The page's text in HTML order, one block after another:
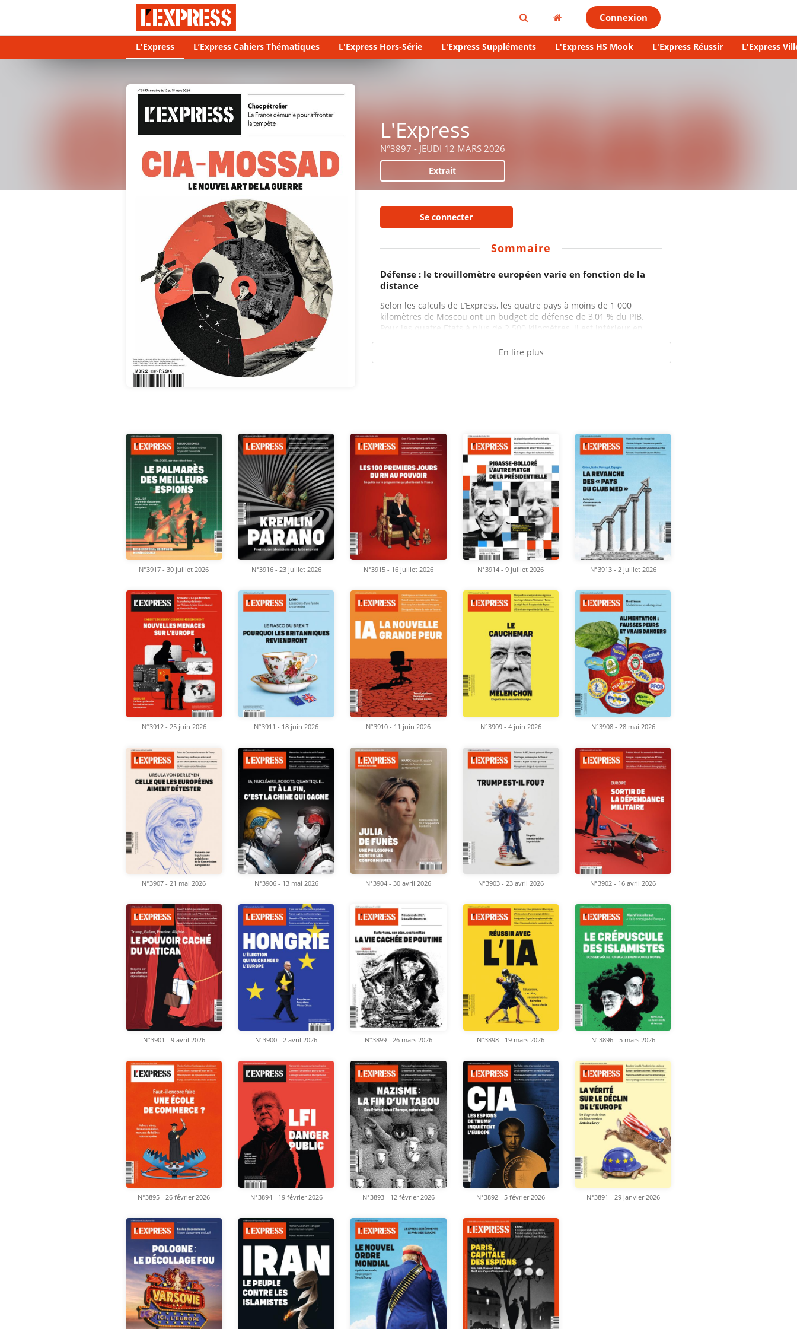
Connexion
L'Express L’Express Cahiers Thématiques L'Express Hors-Série L'Express Suppléments L'Express HS Mook L'Express Réussir L'Express
L'Express
N°3897 - JEUDI 12 MARS 2026
Extrait
Se connecter
Sommaire
Défense : le trouillomètre européen varie en fonction de la
distance
Selon les calculs de L’Express, les quatre pays à moins de 1 000
kilomètres de Moscou ont un budget de défense de 3,01 % du PIB.
Pour les quatre Etats à plus de 2 500 kilomètres, il est inférieur en...
En lire plus
N°3917 - 30 juillet 2026 N°3916 - 23 juillet 2026 N°3915 - 16 juillet 2026 N°3914 - 9 juillet 2026 N°3913 - 2 juillet 2026
N°3912 - 25 juin 2026 N°3911 - 18 juin 2026 N°3910 - 11 juin 2026 N°3909 - 4 juin 2026 N°3908 - 28 mai 2026
N°3907 - 21 mai 2026 N°3906 - 13 mai 2026 N°3904 - 30 avril 2026 N°3903 - 23 avril 2026 N°3902 - 16 avril 2026
N°3901 - 9 avril 2026 N°3900 - 2 avril 2026 N°3899 - 26 mars 2026 N°3898 - 19 mars 2026 N°3896 - 5 mars 2026
N°3895 - 26 février 2026 N°3894 - 19 février 2026 N°3893 - 12 février 2026 N°3892 - 5 février 2026 N°3891 - 29 janvier 2026